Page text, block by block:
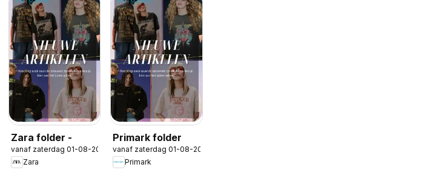
Zara folder -
vanaf zaterdag 01-08-2026
Zara
Primark folder
vanaf zaterdag 01-08-2026
Primark